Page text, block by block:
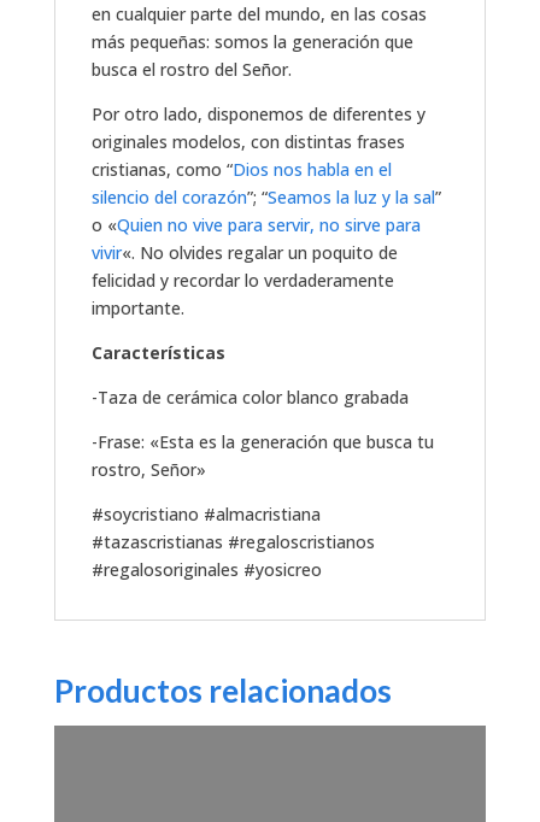
en cualquier parte del mundo, en las cosas
más pequeñas: somos la generación que
busca el rostro del Señor.
Por otro lado, disponemos de diferentes y
originales modelos, con distintas frases
cristianas, como “Dios nos habla en el
silencio del corazón”; “Seamos la luz y la sal”
o «Quien no vive para servir, no sirve para
vivir«. No olvides regalar un poquito de
felicidad y recordar lo verdaderamente
importante.
Características
-Taza de cerámica color blanco grabada
-Frase: «Esta es la generación que busca tu
rostro, Señor»
#soycristiano #almacristiana
#tazascristianas #regaloscristianos
#regalosoriginales #yosicreo
Productos relacionados